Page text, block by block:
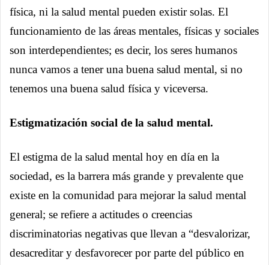
física, ni la salud mental pueden existir solas. El
funcionamiento de las áreas mentales, físicas y sociales
son interdependientes; es decir, los seres humanos
nunca vamos a tener una buena salud mental, si no
tenemos una buena salud física y viceversa.
Estigmatización social de la salud mental.
El estigma de la salud mental hoy en día en la
sociedad, es la barrera más grande y prevalente que
existe en la comunidad para mejorar la salud mental
general; se refiere a actitudes o creencias
discriminatorias negativas que llevan a “desvalorizar,
desacreditar y desfavorecer por parte del público en